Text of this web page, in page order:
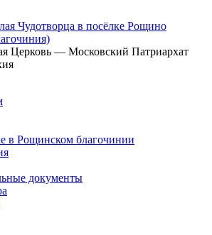
Чудотворца в посёлке Рощино
Церковь — Московский Патриархат
в Рощинском благочинии
документы